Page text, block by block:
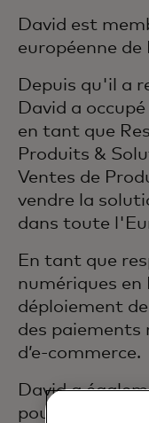
David est
européenne
Depuis qu'il a
David a
en tant que
Produits &
Ventes de
vendre la
dans toute
En tant que
numériques en
déploiement
des paiements
d’e-commerce.
David a
pour le